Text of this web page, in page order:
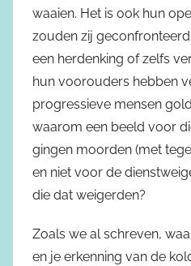
waaien. Het is ook hun
zouden zij
een herdenking of zelfs
hun voorouders hebben
progressieve mensen
waarom een beeld voor
gingen moorden (met
en niet voor de
die dat weigerden?
Zoals we al schreven,
en je erkenning van de